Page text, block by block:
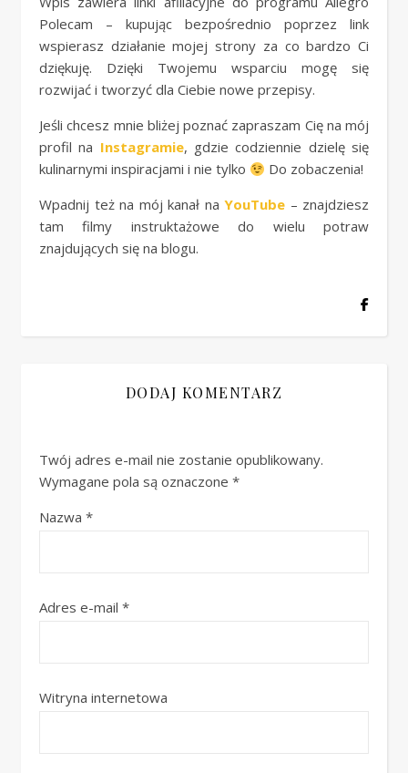
Polecam – kupując bezpośrednio poprzez link
wspierasz działanie mojej strony za co bardzo Ci
dziękuję. Dzięki Twojemu wsparciu mogę się
rozwijać i tworzyć dla Ciebie nowe przepisy.
Jeśli chcesz mnie bliżej poznać zapraszam Cię na mój
profil na Instagramie, gdzie codziennie dzielę się
kulinarnymi inspiracjami i nie tylko
Do zobaczenia!
Wpadnij też na mój kanał na YouTube – znajdziesz
tam filmy instruktażowe do wielu potraw
znajdujących się na blogu.
DODAJ KOMENTARZ
Twój adres e-mail nie zostanie opublikowany.
Wymagane pola są oznaczone *
Nazwa *
Adres e-mail *
Witryna internetowa